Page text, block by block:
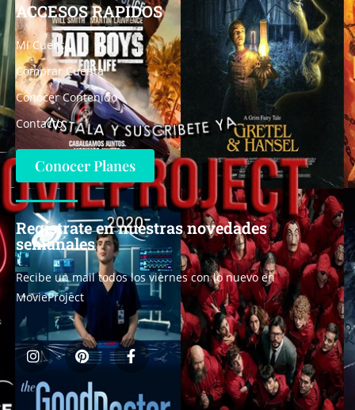
ACCESOS RAPIDOS
Mi Cuenta
Comprar Cuenta
Conocer Contenido
Contacto
Conocer Planes
Registrate en nuestras novedades
semanales
Recibe un mail todos los viernes con lo nuevo en
MovieProject